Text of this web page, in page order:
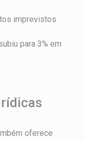
imprevistos
para 3% em
oferece